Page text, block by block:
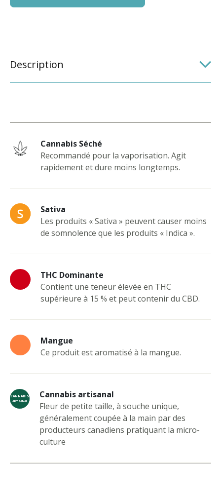
Description
Cannabis Séché
Recommandé pour la vaporisation. Agit
rapidement et dure moins longtemps.
Sativa
Les produits « Sativa » peuvent causer moins
de somnolence que les produits « Indica ».
THC Dominante
Contient une teneur élevée en THC
supérieure à 15 % et peut contenir du CBD.
Mangue
Ce produit est aromatisé à la mangue.
CANNABIS
ARTISANAL
Cannabis artisanal
Fleur de petite taille, à souche unique,
généralement coupée à la main par des
producteurs canadiens pratiquant la micro-
culture